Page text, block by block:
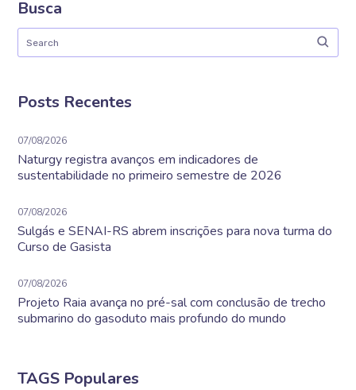
Busca
Posts Recentes
07/08/2026
Naturgy registra avanços em indicadores de
sustentabilidade no primeiro semestre de 2026
07/08/2026
Sulgás e SENAI-RS abrem inscrições para nova turma do
Curso de Gasista
07/08/2026
Projeto Raia avança no pré-sal com conclusão de trecho
submarino do gasoduto mais profundo do mundo
TAGS Populares